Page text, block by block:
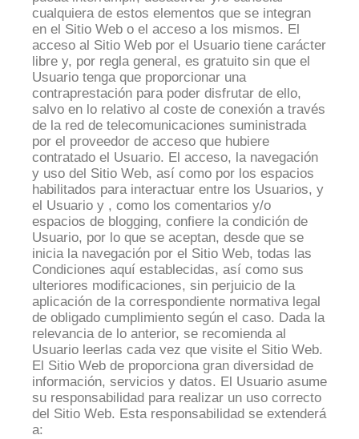
cualquiera de estos elementos que se integran
en el Sitio Web o el acceso a los mismos. El
acceso al Sitio Web por el Usuario tiene carácter
libre y, por regla general, es gratuito sin que el
Usuario tenga que proporcionar una
contraprestación para poder disfrutar de ello,
salvo en lo relativo al coste de conexión a través
de la red de telecomunicaciones suministrada
por el proveedor de acceso que hubiere
contratado el Usuario. El acceso, la navegación
y uso del Sitio Web, así como por los espacios
habilitados para interactuar entre los Usuarios, y
el Usuario y , como los comentarios y/o
espacios de blogging, confiere la condición de
Usuario, por lo que se aceptan, desde que se
inicia la navegación por el Sitio Web, todas las
Condiciones aquí establecidas, así como sus
ulteriores modificaciones, sin perjuicio de la
aplicación de la correspondiente normativa legal
de obligado cumplimiento según el caso. Dada la
relevancia de lo anterior, se recomienda al
Usuario leerlas cada vez que visite el Sitio Web.
El Sitio Web de proporciona gran diversidad de
información, servicios y datos. El Usuario asume
su responsabilidad para realizar un uso correcto
del Sitio Web. Esta responsabilidad se extenderá
a: